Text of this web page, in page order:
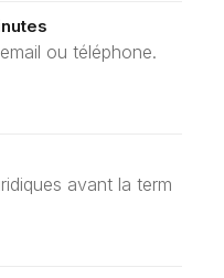
ou téléphone.
avant la term